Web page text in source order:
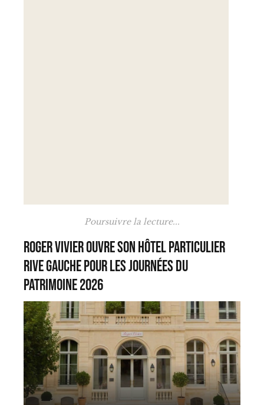
Poursuivre la lecture...
Roger Vivier ouvre son hôtel particulier
rive gauche pour les Journées du
Patrimoine 2026